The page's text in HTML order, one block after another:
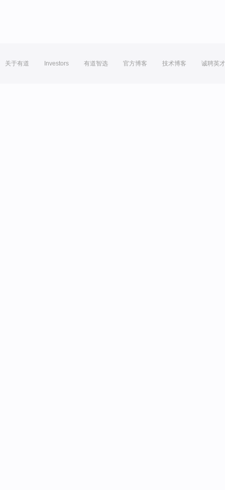
关于有道 Investors 有道智选 官方博客 技术博客 诚聘英才